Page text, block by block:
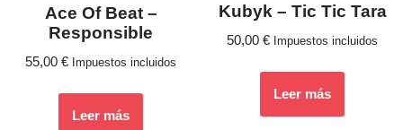
Ace Of Beat ‎–
Responsible
55,00 € Impuestos incluidos
Leer más
Kubyk – Tic Tic Tara
50,00 € Impuestos incluidos
Leer más